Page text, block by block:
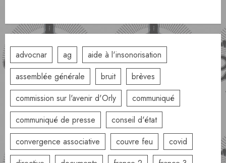
advocnar ag
aide à l'insonorisation
assemblée générale
bruit
brèves
commission sur l'avenir d'Orly
communiqué
communiqué de presse
conseil d'état
convergence associative
couvre feu
covid